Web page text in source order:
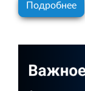
Подробнее